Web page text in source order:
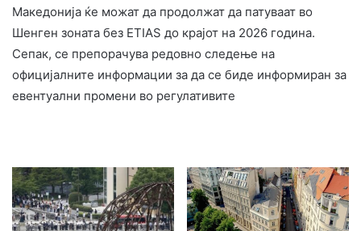
Македонија ќе можат да продолжат да патуваат во
Шенген зоната без ETIAS до крајот на 2026 година.
Сепак, се препорачува редовно следење на
официјалните информации за да се биде информиран за
евентуални промени во регулативите